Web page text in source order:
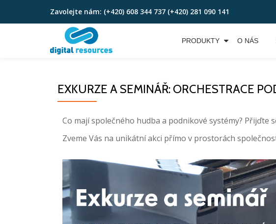
Skip
Zavolejte nám: (+420) 608 344 737 (+420) 281 090 141
PRODUKTY O NÁS
EXKURZE A SEMINÁŘ: ORCHESTRACE
Co mají společného hudba a podnikové systémy? Přijďte
Zveme Vás na unikátní akci přímo v prostorách